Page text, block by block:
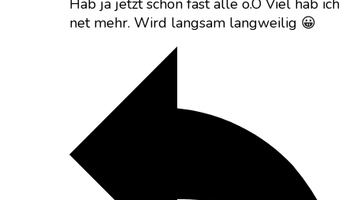
Hab ja jetzt schon fast alle o.O Viel hab ich
net mehr. Wird langsam langweilig 😀